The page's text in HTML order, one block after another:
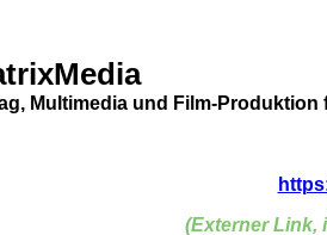
Multimedia und Film-
(Externer Link,